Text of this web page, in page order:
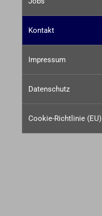
Kontakt
Impressum
Datenschutz
Cookie-Richtlinie (EU)